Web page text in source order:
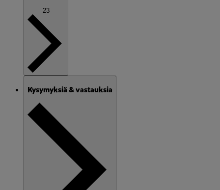
23
Kysymyksiä & vastauksia